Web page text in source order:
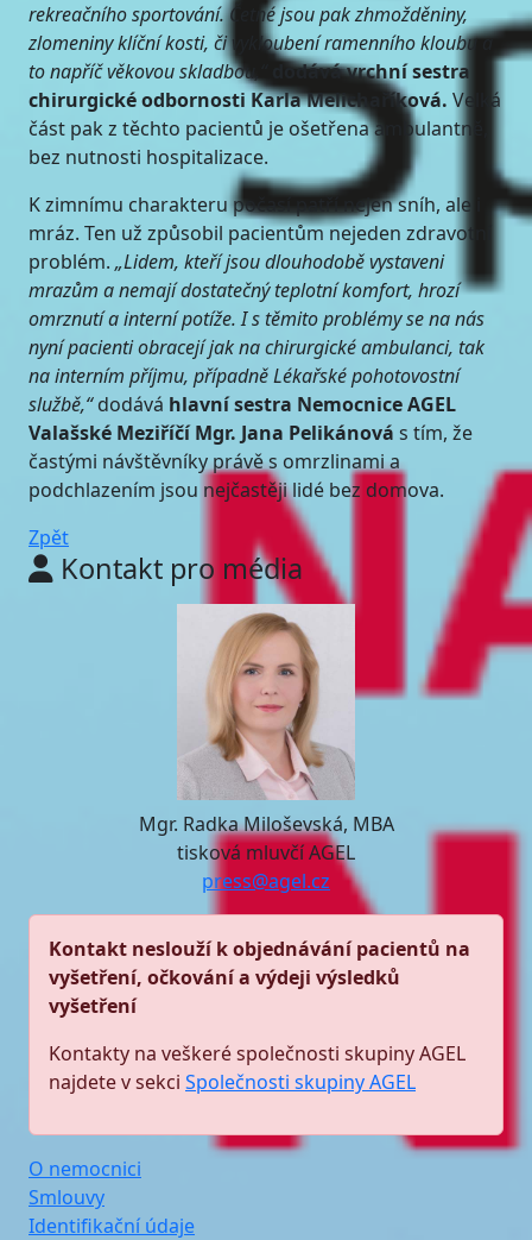
rekreačního sportování. Četné jsou pak zhmožděniny,
zlomeniny klíční kosti, či vykloubení ramenního kloubu a
to napříč věkovou skladbou,“
dodává vrchní sestra
chirurgické odbornosti Karla Melichaříková. Velká
část pak z těchto pacientů je ošetřena ambulantně,
bez nutnosti hospitalizace.
K zimnímu charakteru počasí patří nejen sníh, ale i
mráz. Ten už způsobil pacientům nejeden zdravotní
problém. „Lidem, kteří jsou dlouhodobě vystaveni
mrazům a nemají dostatečný teplotní komfort, hrozí
omrznutí a interní potíže. I s těmito problémy se na nás
nyní pacienti obracejí jak na chirurgické ambulanci, tak
na interním příjmu, případně Lékařské pohotovostní
službě,“dodává hlavní sestra Nemocnice AGEL
Valašské Meziříčí Mgr. Jana Pelikánová s tím, že
častými návštěvníky právě s omrzlinami a
podchlazením jsou nejčastěji lidé bez domova.
Zpět
Kontakt pro média
Mgr. Radka Miloševská, MBA
tisková mluvčí AGEL
press@agel.cz
Kontakt neslouží k objednávání pacientů na
vyšetření, očkování a výdeji výsledků
vyšetření
Kontakty na veškeré společnosti skupiny AGEL
najdete v sekci Společnosti skupiny AGEL
O nemocnici
Smlouvy
Identifikační údaje